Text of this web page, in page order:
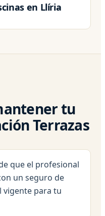
en Llíria
tu
Terrazas
que el profesional
un seguro de
vigente para tu